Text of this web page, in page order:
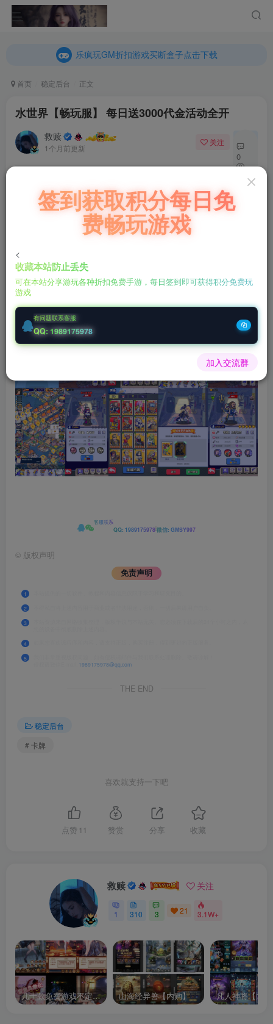
乐疯玩GM折扣游戏买断盒子点击下载
乐疯玩GM折扣游戏买断盒子点击下载
首页 稳定后台 正文
水世界【畅玩服】 每日送3000代金活动全开
救赎
1个月前更新
关注 私信
0
156
充值福利联系站长.充值福利注意注册新账号
后台激活码联系客服购买
水世界畅玩服6赛季
网页玩http://36.140.137.146:81/
下载 ：https://pan.quark.cn/s/338756b4a0f5
客服联系
QQ: 1989175978微信: GMSY997
© 版权声明
免责声明
1
2
3
4
5
1989175978@qq.com
THE END
稳定后台
# 卡牌
喜欢就支持一下吧
点赞 11 赞赏 分享 收藏
救赎 关注
1 310 3 21 3.1W+
几十款免费游戏不定时更新自行测试 山海经异兽【内购】 凡人神将【内
签到获取积分每日免
费畅玩游戏
<
收藏本站防止丢失
可在本站分享游玩各种折扣免费手游，每日签到即可获得积分免费玩
游戏
有问题联系客服
QQ: 1989175978
加入交流群